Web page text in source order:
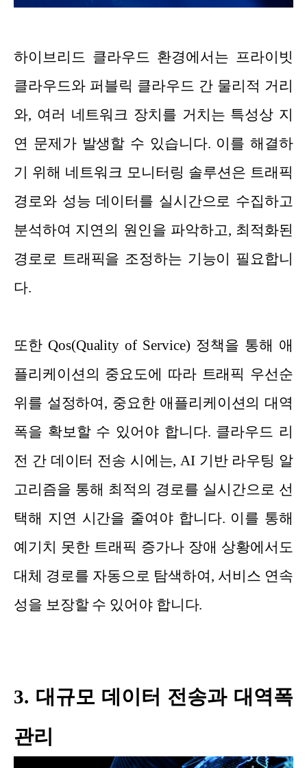
하이브리드 클라우드 환경에서는 프라이빗
클라우드와 퍼블릭 클라우드 간 물리적 거리
와, 여러 네트워크 장치를 거치는 특성상 지
연 문제가 발생할 수 있습니다. 이를 해결하
기 위해 네트워크 모니터링 솔루션은 트래픽
경로와 성능 데이터를 실시간으로 수집하고
분석하여 지연의 원인을 파악하고, 최적화된
경로로 트래픽을 조정하는 기능이 필요합니
다.
또한 Qos(Quality of Service) 정책을 통해 애
플리케이션의 중요도에 따라 트래픽 우선순
위를 설정하여, 중요한 애플리케이션의 대역
폭을 확보할 수 있어야 합니다. 클라우드 리
전 간 데이터 전송 시에는, AI 기반 라우팅 알
고리즘을 통해 최적의 경로를 실시간으로 선
택해 지연 시간을 줄여야 합니다. 이를 통해
예기치 못한 트래픽 증가나 장애 상황에서도
대체 경로를 자동으로 탐색하여, 서비스 연속
성을 보장할 수 있어야 합니다.
3. 대규모 데이터 전송과 대역폭
관리